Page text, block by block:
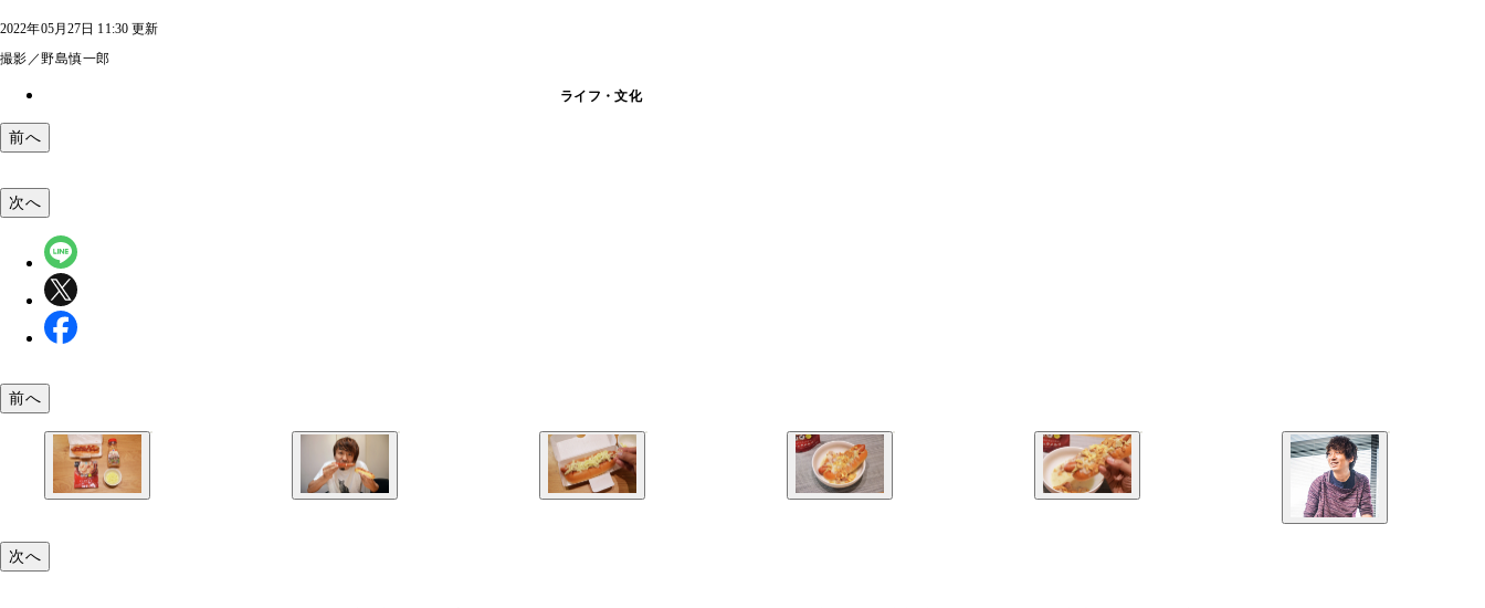
2022年05月27日 11:30 更新
撮影／野島慎一郎
ライフ・文化
前へ
次へ
前へ
次へ